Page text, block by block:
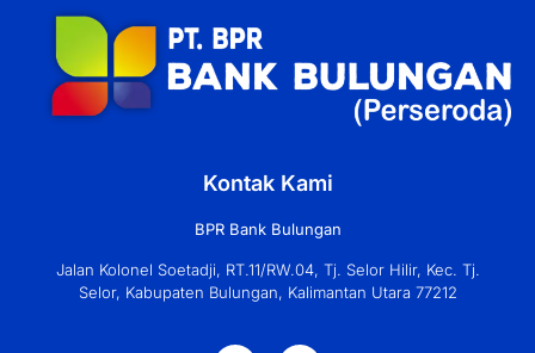
Kontak Kami
BPR Bank Bulungan
Jalan Kolonel Soetadji, RT.11/RW.04, Tj. Selor Hilir, Kec. Tj.
Selor, Kabupaten Bulungan, Kalimantan Utara 77212